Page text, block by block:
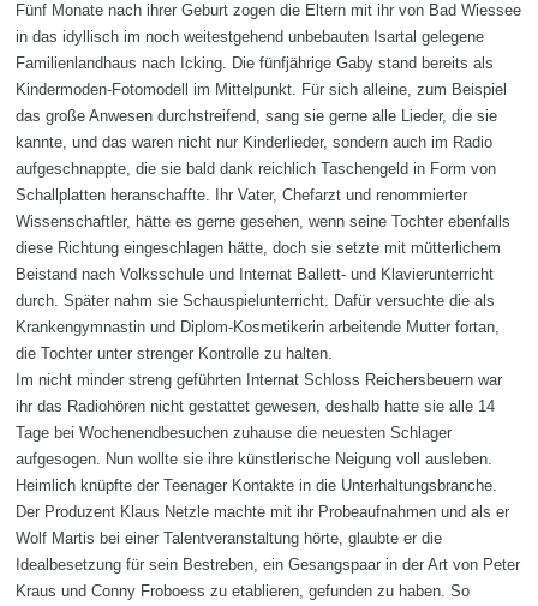
Fünf Monate nach ihrer Geburt zogen die Eltern mit ihr von Bad Wiessee
in das idyllisch im noch weitestgehend unbebauten Isartal gelegene
Familienlandhaus nach Icking. Die fünfjährige Gaby stand bereits als
Kindermoden-Fotomodell im Mittelpunkt. Für sich alleine, zum Beispiel
das große Anwesen durchstreifend, sang sie gerne alle Lieder, die sie
kannte, und das waren nicht nur Kinderlieder, sondern auch im Radio
aufgeschnappte, die sie bald dank reichlich Taschengeld in Form von
Schallplatten heranschaffte. Ihr Vater, Chefarzt und renommierter
Wissenschaftler, hätte es gerne gesehen, wenn seine Tochter ebenfalls
diese Richtung eingeschlagen hätte, doch sie setzte mit mütterlichem
Beistand nach Volksschule und Internat Ballett- und Klavierunterricht
durch. Später nahm sie Schauspielunterricht. Dafür versuchte die als
Krankengymnastin und Diplom-Kosmetikerin arbeitende Mutter fortan,
die Tochter unter strenger Kontrolle zu halten.
Im nicht minder streng geführten Internat Schloss Reichersbeuern war
ihr das Radiohören nicht gestattet gewesen, deshalb hatte sie alle 14
Tage bei Wochenendbesuchen zuhause die neuesten Schlager
aufgesogen. Nun wollte sie ihre künstlerische Neigung voll ausleben.
Heimlich knüpfte der Teenager Kontakte in die Unterhaltungsbranche.
Der Produzent Klaus Netzle machte mit ihr Probeaufnahmen und als er
Wolf Martis bei einer Talentveranstaltung hörte, glaubte er die
Idealbesetzung für sein Bestreben, ein Gesangspaar in der Art von Peter
Kraus und Conny Froboess zu etablieren, gefunden zu haben. So